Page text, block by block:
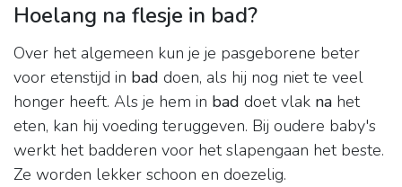
Hoelang na flesje in bad?
Over het algemeen kun je je pasgeborene beter
voor etenstijd in bad doen, als hij nog niet te veel
honger heeft. Als je hem in bad doet vlak na het
eten, kan hij voeding teruggeven. Bij oudere baby's
werkt het badderen voor het slapengaan het beste.
Ze worden lekker schoon en doezelig.